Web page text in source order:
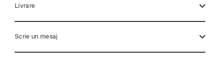
Livrare
Scrie un mesaj